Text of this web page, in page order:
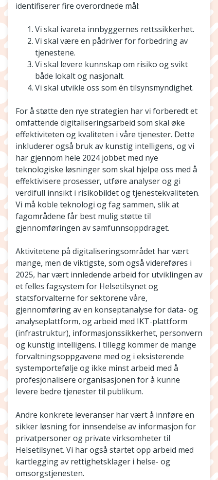
identifiserer fire overordnede mål:
Vi skal ivareta innbyggernes rettssikkerhet.
Vi skal være en pådriver for forbedring av
tjenestene.
Vi skal levere kunnskap om risiko og svikt
både lokalt og nasjonalt.
Vi skal utvikle oss som én tilsynsmyndighet.
For å støtte den nye strategien har vi forberedt et
omfattende digitaliseringsarbeid som skal øke
effektiviteten og kvaliteten i våre tjenester. Dette
inkluderer også bruk av kunstig intelligens, og vi
har gjennom hele 2024 jobbet med nye
teknologiske løsninger som skal hjelpe oss med å
effektivisere prosesser, utføre analyser og gi
verdifull innsikt i risikobildet og tjenestekvaliteten.
Vi må koble teknologi og fag sammen, slik at
fagområdene får best mulig støtte til
gjennomføringen av samfunnsoppdraget.
Aktivitetene på digitaliseringsområdet har vært
mange, men de viktigste, som også videreføres i
2025, har vært innledende arbeid for utviklingen av
et felles fagsystem for Helsetilsynet og
statsforvalterne for sektorene våre,
gjennomføring av en konseptanalyse for data- og
analyseplattform, og arbeid med IKT-plattform
(infrastruktur), informasjonssikkerhet, personvern
og kunstig intelligens. I tillegg kommer de mange
forvaltningsoppgavene med og i eksisterende
systemportefølje og ikke minst arbeid med å
profesjonalisere organisasjonen for å kunne
levere bedre tjenester til publikum.
Andre konkrete leveranser har vært å innføre en
sikker løsning for innsendelse av informasjon for
privatpersoner og private virksomheter til
Helsetilsynet. Vi har også startet opp arbeid med
kartlegging av rettighetsklager i helse- og
omsorgstjenesten.